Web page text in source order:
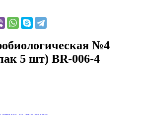
№4
5 шт) BR-006-4